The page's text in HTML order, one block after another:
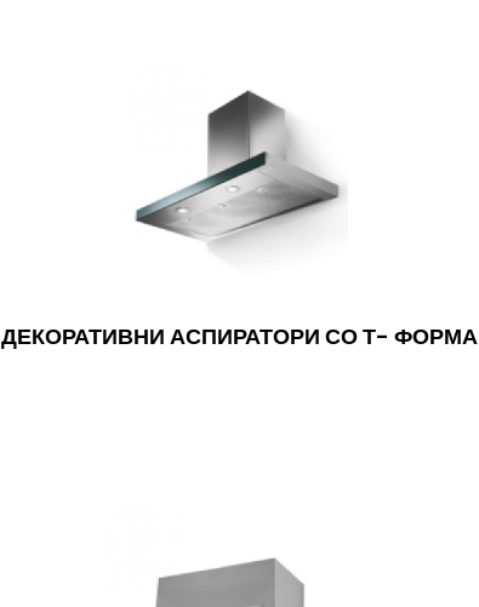
ДЕКОРАТИВНИ АСПИРАТОРИ СО Т- ФОРМА